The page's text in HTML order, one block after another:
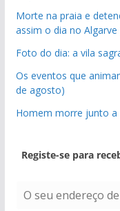
Morte na praia e
assim o dia no
Foto do dia: a vila
Os eventos que
de agosto)
Homem morre junto a
Registe-se para